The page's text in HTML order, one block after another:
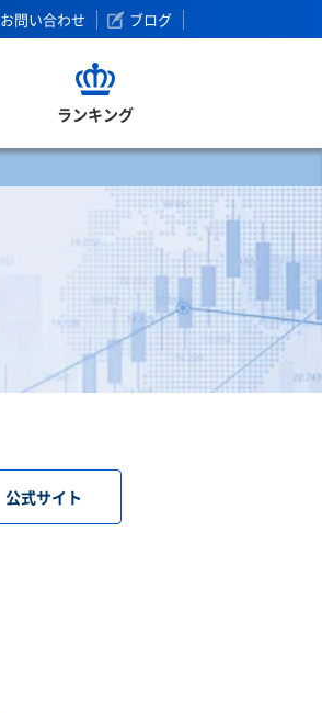
お問い合わせ ブログ
ランキング
公式サイト